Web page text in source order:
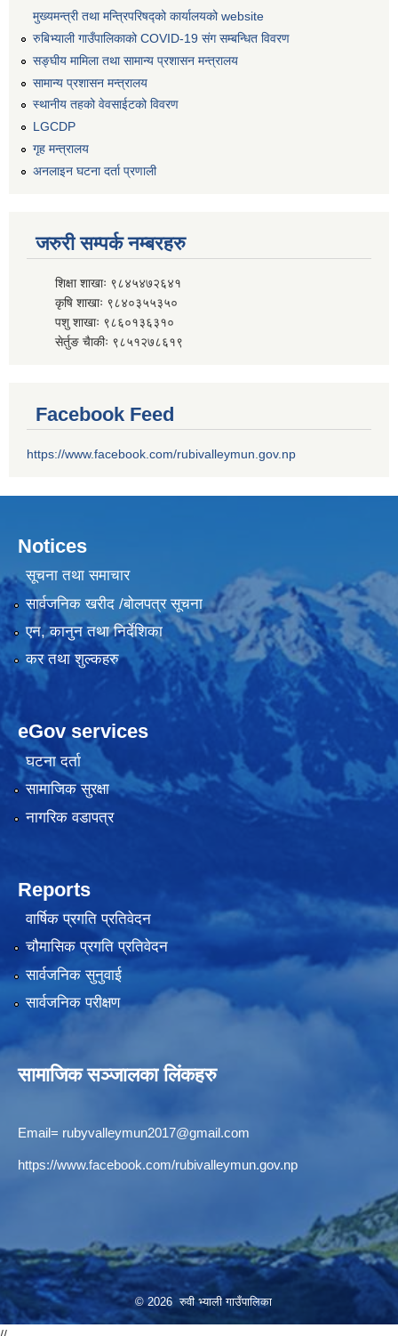
मुख्यमन्त्री तथा मन्त्रिपरिषद्को कार्यालयको website
रुबिभ्याली गाउँपालिकाको COVID-19 संग सम्बन्धित विवरण
सङ्‍घीय मामिला तथा सामान्य प्रशासन मन्त्रालय
सामान्य प्रशासन मन्त्रालय
स्थानीय तहको वेवसाईटको विवरण
LGCDP
गृह मन्त्रालय
अनलाइन घटना दर्ता प्रणाली
जरुरी सम्पर्क नम्बरहरु
शिक्षा शाखाः ९८४५४७२६४१
कृषि शाखाः ९८४०३५५३५०
पशु शाखाः ९८६०१३६३१०
सेर्तुङ चैाकीः ९८५१२७८६१९
Facebook Feed
https://www.facebook.com/rubivalleymun.gov.np
Notices
सूचना तथा समाचार
सार्वजनिक खरीद /बोलपत्र सूचना
एन, कानुन तथा निर्देशिका
कर तथा शुल्कहरु
eGov services
घटना दर्ता
सामाजिक सुरक्षा
नागरिक वडापत्र
Reports
वार्षिक प्रगति प्रतिवेदन
चौमासिक प्रगति प्रतिवेदन
सार्वजनिक सुनुवाई
सार्वजनिक परीक्षण
सामाजिक सञ्जालका लिंकहरु
Email= rubyvalleymun2017@gmail.com
https://www.facebook.com/rubivalleymun.gov.np
© 2026 रुवी भ्याली गाउँपालिका